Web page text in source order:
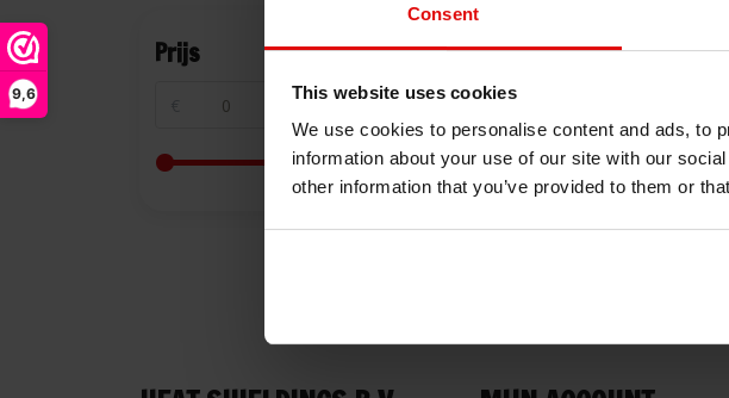
Consent
This website uses cookies
We use cookies to personalise content and ads, to
information about your use of our site with our
other information that you’ve provided to them or
9,6
Prijs
€